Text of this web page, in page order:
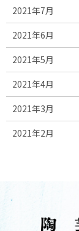
2021年7月
2021年6月
2021年5月
2021年4月
2021年3月
2021年2月